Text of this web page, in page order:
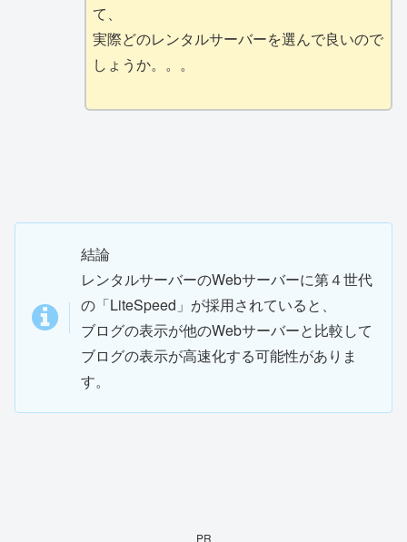
て、
実際どのレンタルサーバーを選んで良いので
しょうか。。。
結論
レンタルサーバーのWebサーバーに第４世代
の「LiteSpeed」が採用されていると、
ブログの表示が他のWebサーバーと比較して
ブログの表示が高速化する可能性がありま
す。
PR